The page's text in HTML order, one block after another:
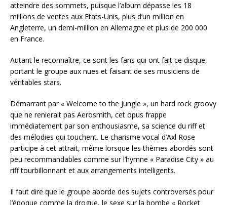
atteindre des sommets, puisque l’album dépasse les 18
millions de ventes aux Etats-Unis, plus d’un million en
Angleterre, un demi-million en Allemagne et plus de 200 000
en France.
Autant le reconnaître, ce sont les fans qui ont fait ce disque,
portant le groupe aux nues et faisant de ses musiciens de
véritables stars.
Démarrant par « Welcome to the Jungle », un hard rock groovy
que ne renierait pas Aerosmith, cet opus frappe
immédiatement par son enthousiasme, sa science du riff et
des mélodies qui touchent. Le charisme vocal d’Axl Rose
participe à cet attrait, même lorsque les thèmes abordés sont
peu recommandables comme sur l’hymne « Paradise City » au
riff tourbillonnant et aux arrangements intelligents.
Il faut dire que le groupe aborde des sujets controversés pour
l’époque comme la drogue, le sexe sur la bombe « Rocket